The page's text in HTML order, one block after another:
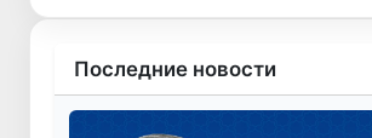
Последние новости